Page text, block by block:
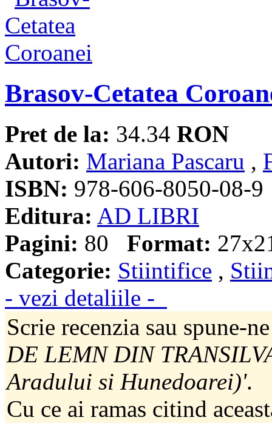
Brasov-Cetatea
Pret de la: 34.34 RON
Autori: Mariana Pascaru ,
ISBN: 978-606-8050-08-9
Editura: AD LIBRI
Pagini: 80 Format:
Categorie: Stiintifice ,
- vezi detaliile -
Scrie recenzia sau spune-
DE LEMN DIN
Aradului si Hunedoarei)'.
Cu ce ai ramas citind